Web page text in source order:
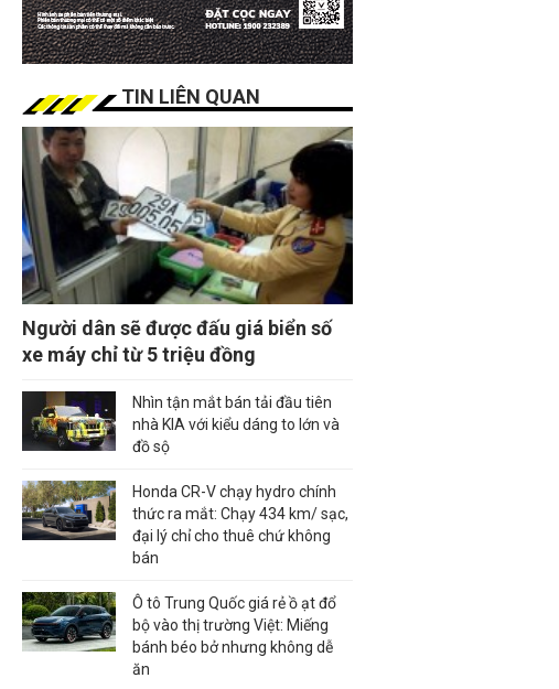
TIN LIÊN QUAN
Người dân sẽ được đấu giá biển số
xe máy chỉ từ 5 triệu đồng
Nhìn tận mắt bán tải đầu tiên
nhà KIA với kiểu dáng to lớn và
đồ sộ
Honda CR-V chạy hydro chính
thức ra mắt: Chạy 434 km/ sạc,
đại lý chỉ cho thuê chứ không
bán
Ô tô Trung Quốc giá rẻ ồ ạt đổ
bộ vào thị trường Việt: Miếng
bánh béo bở nhưng không dễ
ăn